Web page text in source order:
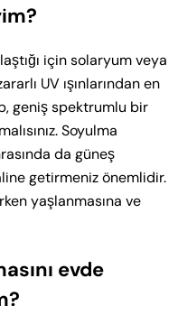
için solaryum veya
UV ışınlarından en
geniş spektrumlu bir
Soyulma
da güneş
getirmeniz önemlidir.
yaşlanmasına ve
evde